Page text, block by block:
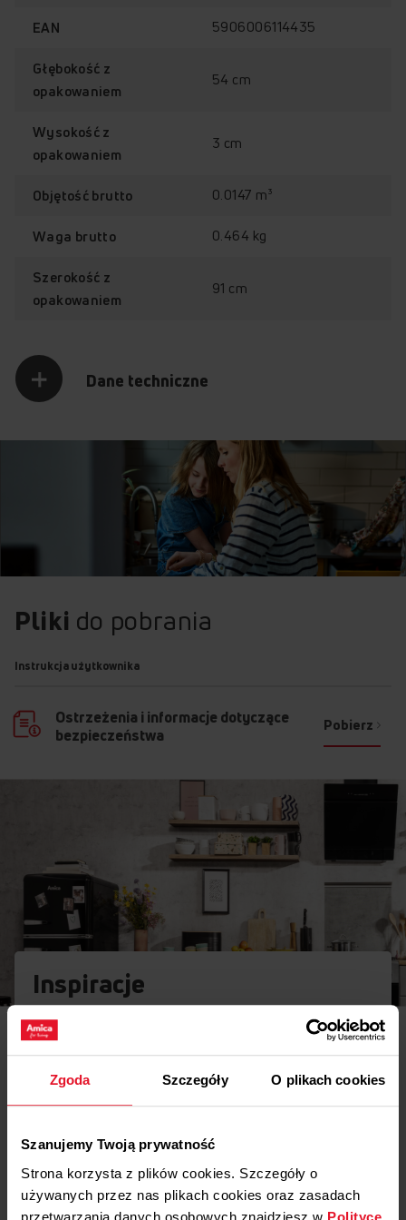
Zgoda Szczegóły O plikach cookies
Szanujemy Twoją prywatność
Strona korzysta z plików cookies. Szczegóły o
używanych przez nas plikach cookies oraz zasadach
przetwarzania danych osobowych znajdziesz w Polityce
EAN 5906006114435
Głębokość z
opakowaniem
54 cm
Wysokość z
opakowaniem
3 cm
Objętość brutto 0.0147 m³
Waga brutto 0.464 kg
Szerokość z
opakowaniem
91 cm
Dane techniczne
Pliki do pobrania
Instrukcja użytkownika
Ostrzeżenia i informacje dotyczące
bezpieczeństwa
Pobierz
Inspiracje
Potrzebujesz porady? Chcesz trochę więcej poczytać o
różnego rodzaju rozwiązaniach lub sprzęcie? Wejdź do
naszego świata inspiracji - tam znajdziesz wszystko, co
może Cię zainteresować!
Opinie